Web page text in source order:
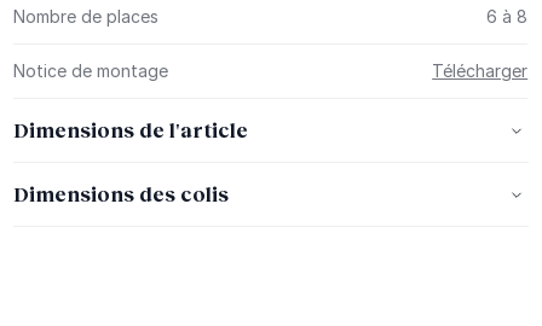
Nombre de places 6 à 8
Notice de montage Télécharger
Dimensions de l'article
Dimensions des colis